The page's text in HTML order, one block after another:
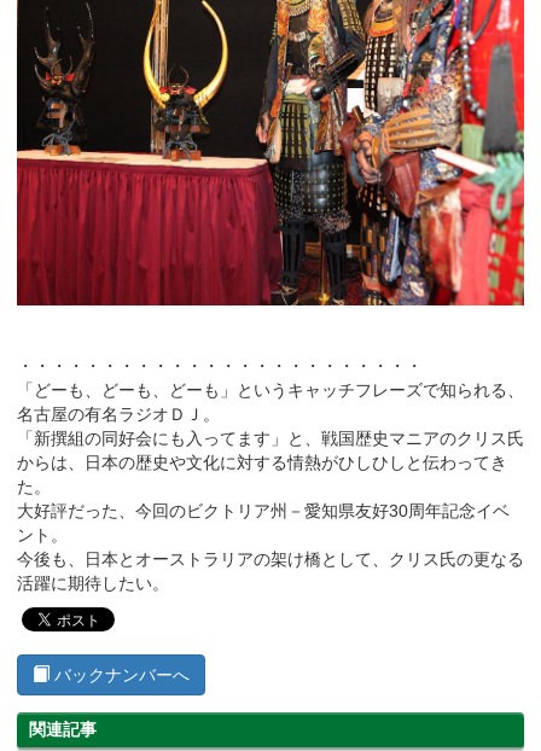
・・・・・・・・・・・・・・・・・・・・・・・・
「どーも、どーも、どーも」というキャッチフレーズで知られる、
名古屋の有名ラジオＤＪ。
「新撰組の同好会にも入ってます」と、戦国歴史マニアのクリス氏
からは、日本の歴史や文化に対する情熱がひしひしと伝わってき
た。
大好評だった、今回のビクトリア州－愛知県友好30周年記念イベ
ント。
今後も、日本とオーストラリアの架け橋として、クリス氏の更なる
活躍に期待したい。
バックナンバーへ
関連記事